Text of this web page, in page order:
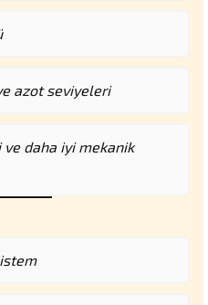
azot seviyeleri
daha iyi mekanik